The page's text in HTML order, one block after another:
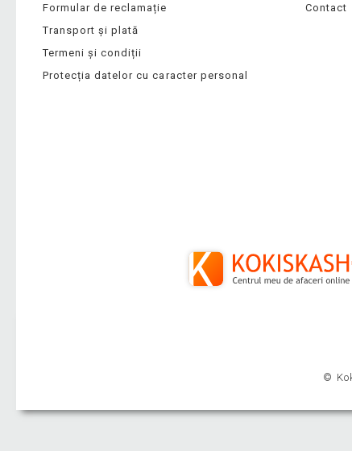
Formular de reclamație
Transport și plată
Termeni și condiții
Protecția datelor cu caracter personal
Contact
©